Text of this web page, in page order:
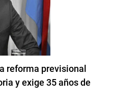
reforma previsional
y exige 35 años de